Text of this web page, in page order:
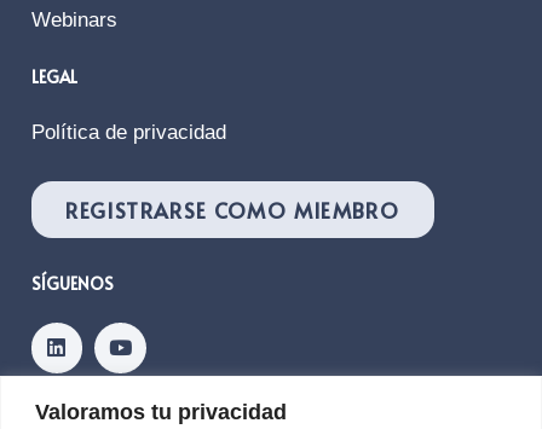
Valoramos tu privacidad
Webinars
LEGAL
Política de privacidad
REGISTRARSE COMO MIEMBRO
SÍGUENOS
Contacto